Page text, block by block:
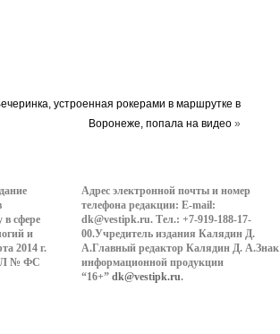
устроенная рокерами в маршрутке в
Воронеже, попала на видео »
в сфере
и
2014 г.
ЭЛ № ФС
Адрес электронной почты и номер
телефона редакции: E-mail:
dk@vestipk.ru. Тел.: +7-919-188-17-
00.Учредитель издания Калядин Д.
А.Главный редактор Калядин Д. А.Знак
информационной продукции
“16+” dk@vestipk.ru.